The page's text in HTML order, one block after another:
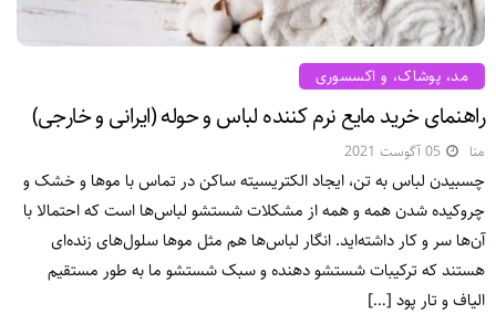
مد، پوشاک، و اکسسوری
راهنمای خرید مایع نرم کننده لباس و حوله (ایرانی و خارجی)
منا 05 آگوست 2021
چسبیدن لباس به تن، ایجاد الکتریسیته ساکن در تماس با موها و خشک و
چروکیده شدن همه و همه از مشکلات شستشو لباس‌ها است که احتمالا با
آن‌ها سر و کار داشته‌اید. انگار لباس‌ها هم مثل موها سلول‌های زنده‌ای
هستند که ترکیبات شستشو دهنده و سبک شستشو ما به طور مستقیم
الیاف و تار پود […]